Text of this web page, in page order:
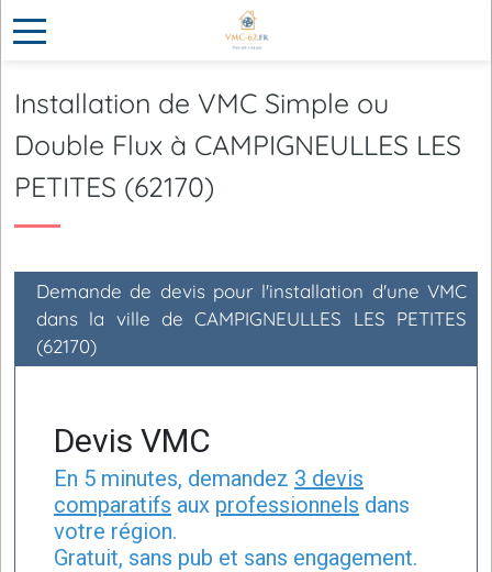
Installation de VMC Simple ou
Double Flux à CAMPIGNEULLES LES
PETITES (62170)
Demande de devis pour l'installation d'une VMC
dans la ville de CAMPIGNEULLES LES PETITES
(62170)
Devis VMC
En 5 minutes, demandez 3 devis
comparatifs aux professionnels dans
votre région.
Gratuit, sans pub et sans engagement.